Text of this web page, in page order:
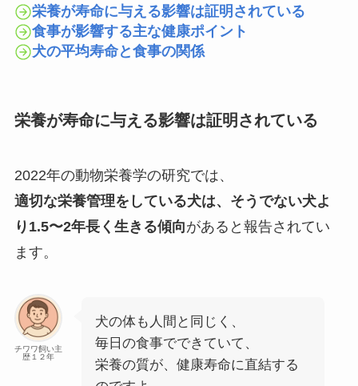
栄養が寿命に与える影響は証明されている
食事が影響する主な健康ポイント
犬の平均寿命と食事の関係
栄養が寿命に与える影響は証明されている
2022年の動物栄養学の研究では、
適切な栄養管理をしている犬は、そうでない犬よ
り1.5〜2年長く生きる傾向があると報告されてい
ます。
チワワ飼い主
歴１２年
犬の体も人間と同じく、
毎日の食事でできていて、
栄養の質が、健康寿命に直結する